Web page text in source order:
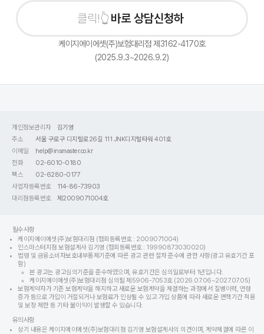
바로 상담신청하기
케이지에이에셋(주)보험대리점 제3162-4170호
(2025.9.3~2026.9.2)
개인정보관리자
김기영
주소
서울 구로구 디지털로26길 111 JNK디지털타워 401호
이메일
help@insmaster.co.kr
전화
02-6010-0180
팩스
02-6280-0177
사업자등록번호
114-86-73903
대리점등록번호
제2009071004호
필수사항
케이지에이에셋(주)보험대리점 (협회등록번호 : 2009071004)
인스마스터지점 보험설계사 김기영 (협회등록번호 : 19990873030020)
법령 및 금융소비자보호내부통제기준에 따른 광고 관련 절차 준수에 관한 사항(광고 유효기간 포
함)
본 광고는 광고심의기준을 준수하였으며, 유효기간은 심의일로부터 1년입니다.
케이지에이에셋(주)보험대리점 심의필 제5906-7053호 (2026.07.06~2027.07.05)
보험계약자가 기존 보험계약을 해지하고 새로운 보험계약을 체결하는 과정에서 질병이력, 연령
증가 등으로 가입이 거절되거나 보험료가 인상될 수 있고 가입 상품에 따라 새로운 면책기간 적용
및 보장 제한 등 기타 불이익이 발생할 수 있습니다.
유의사항
상기 내용은 케이지에이에셋(주)보험대리점 김기영 보험설계사의 의견이며, 계약체결에 따른 이